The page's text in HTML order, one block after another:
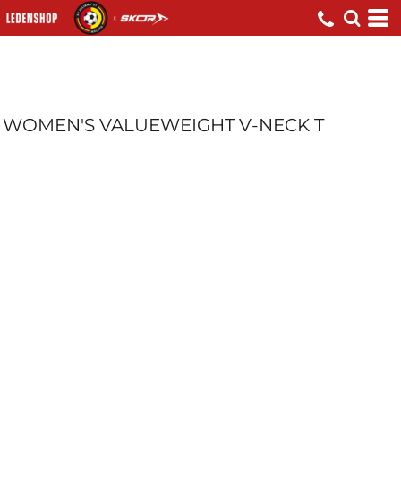
WOMEN'S VALUEWEIGHT V-NECK T